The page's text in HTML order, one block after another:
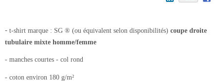
- t-shirt marque : SG ® (ou équivalent selon disponibilités) coupe droite
tubulaire mixte homme/femme
- manches courtes - col rond
- coton environ 180 g/m²